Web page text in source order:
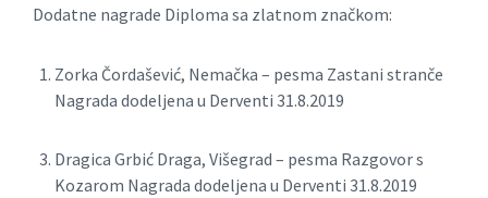
Dodatne nagrade Diploma sa zlatnom značkom:
Zorka Čordašević, Nemačka – pesma Zastani stranče
Nagrada dodeljena u Derventi 31.8.2019
Dragica Grbić Draga, Višegrad – pesma Razgovor s
Kozarom Nagrada dodeljena u Derventi 31.8.2019